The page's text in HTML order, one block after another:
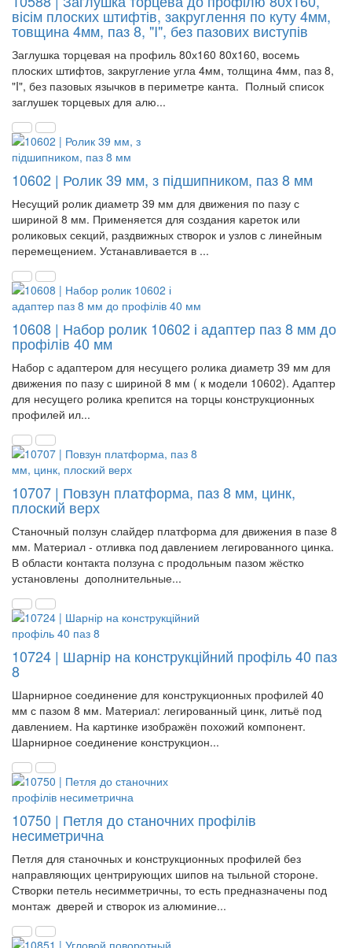
вісім плоских штифтів, закруглення по куту 4мм,
товщина 4мм, паз 8, "I", без пазових виступів
Заглушка торцевая на профиль 80х160 80x160, восемь
плоских штифтов, закругление угла 4мм, толщина 4мм, паз 8,
"I", без пазовых язычков в периметре канта. Полный список
заглушек торцевых для алю...
10602 | Ролик 39 мм, з підшипником, паз 8 мм
Несущий ролик диаметр 39 мм для движения по пазу с
шириной 8 мм. Применяется для создания кареток или
роликовых секций, раздвижных створок и узлов с линейным
перемещением. Устанавливается в ...
10608 | Набор ролик 10602 і адаптер паз 8 мм до
профілів 40 мм
Набор с адаптером для несущего ролика диаметр 39 мм для
движения по пазу с шириной 8 мм ( к модели 10602). Адаптер
для несущего ролика крепится на торцы конструкционных
профилей ил...
10707 | Повзун платформа, паз 8 мм, цинк,
плоский верх
Станочный ползун слайдер платформа для движения в пазе 8
мм. Материал - отливка под давлением легированного цинка.
В области контакта ползуна с продольным пазом жёстко
установлены дополнительные...
10724 | Шарнір на конструкційний профіль 40 паз
8
Шарнирное соединение для конструкционных профилей 40
мм с пазом 8 мм. Материал: легированный цинк, литьё под
давлением. На картинке изображён похожий компонент.
Шарнирное соединение конструкцион...
10750 | Петля до станочних профілів
несиметрична
Петля для станочных и конструкционных профилей без
направляющих центрирующих шипов на тыльной стороне.
Створки петель несимметричны, то есть предназначены под
монтаж дверей и створок из алюминие...